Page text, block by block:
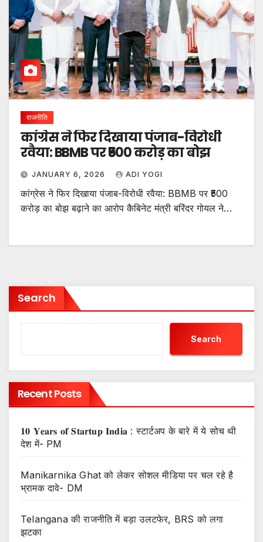
राजनीति
कांग्रेस ने फिर दिखाया पंजाब-विरोधी
रवैया: BBMB पर ₹500 करोड़ का बोझ
JANUARY 6, 2026 ADI YOGI
कांग्रेस ने फिर दिखाया पंजाब-विरोधी रवैया: BBMB पर ₹500
करोड़ का बोझ बढ़ाने का आरोप कैबिनेट मंत्री बरिंदर गोयल ने…
Search
Search
Recent Posts
𝟏𝟎 𝐘𝐞𝐚𝐫𝐬 𝐨𝐟 𝐒𝐭𝐚𝐫𝐭𝐮𝐩 𝐈𝐧𝐝𝐢𝐚 : स्टार्टअप के बारे में ये सोच थी
देश में- PM
Manikarnika Ghat को लेकर सोशल मीडिया पर चल रहे है
भ्रामक दावे- DM
Telangana की राजनीति में बड़ा उलटफेर, BRS को लगा
झटका